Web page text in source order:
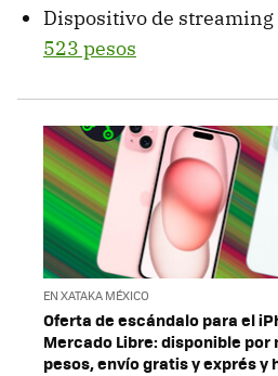
Dispositivo de streaming
523 pesos
EN XATAKA MÉXICO
Oferta de escándalo para el
Mercado Libre: disponible por
pesos, envío gratis y exprés y